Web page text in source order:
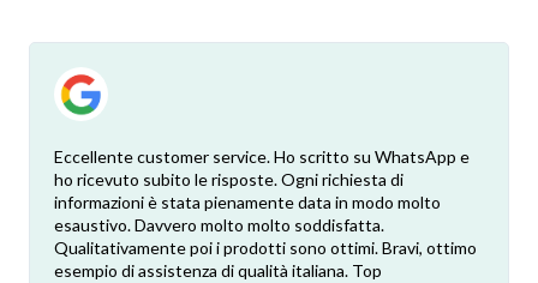
Eccellente customer service. Ho scritto su WhatsApp e
ho ricevuto subito le risposte. Ogni richiesta di
informazioni è stata pienamente data in modo molto
esaustivo. Davvero molto molto soddisfatta.
Qualitativamente poi i prodotti sono ottimi. Bravi, ottimo
esempio di assistenza di qualità italiana. Top